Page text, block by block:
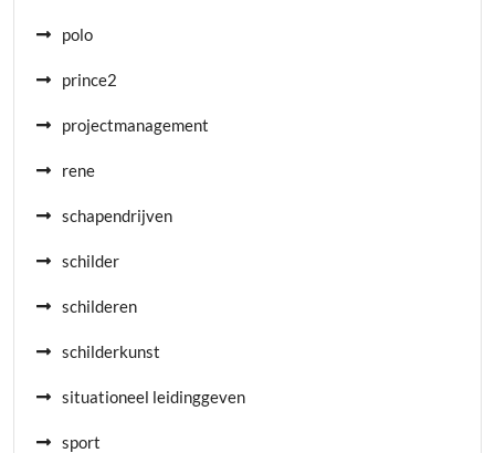
polo
prince2
projectmanagement
rene
schapendrijven
schilder
schilderen
schilderkunst
situationeel leidinggeven
sport